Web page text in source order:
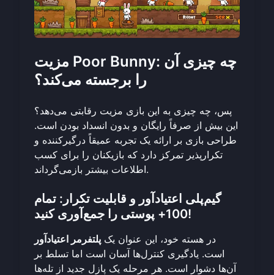
مزیت Poor Bunny: چه چیزی آن
را برجسته می‌کند؟
پس، چه چیزی به این بازی مزیت رقابتی می‌دهد؟
این بیش از صرفاً رایگان و بدون انسداد بودن است.
طراحی بازی بر ارائه یک تجربه عمیقاً درگیرکننده و
تکرارپذیر تمرکز دارد که بازیکنان را برای کسب
اطلاعات بیشتر بازمی‌گرداند.
گیم‌پلی اعتیادآور و قابلیت تکرار: تمام
100+ پوستی را جمع‌آوری کنید!
در هسته خود، این عنوان یک پلتفرمر اعتیادآور
است. یادگیری کنترل‌ها آسان است اما تسلط بر
آن‌ها دشوار است. هر مرحله یک پازل جدید از تله‌ها